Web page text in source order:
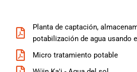
Planta de captación,
potabilización de agua usando
Micro tratamiento potable